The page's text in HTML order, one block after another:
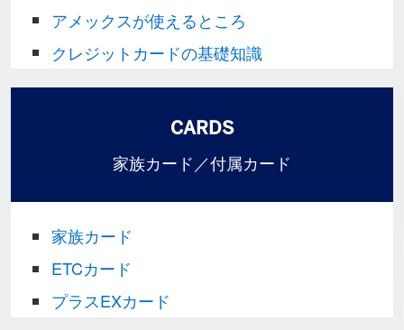
アメックスが使えるところ
クレジットカードの基礎知識
CARDS
家族カード／付属カード
家族カード
ETCカード
プラスEXカード